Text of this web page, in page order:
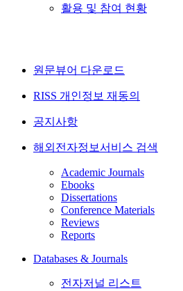
활용 및 참여 현황
원문뷰어 다운로드
RISS 개인정보 재동의
공지사항
해외전자정보서비스 검색
Academic Journals
Ebooks
Dissertations
Conference Materials
Reviews
Reports
Databases & Journals
전자저널 리스트